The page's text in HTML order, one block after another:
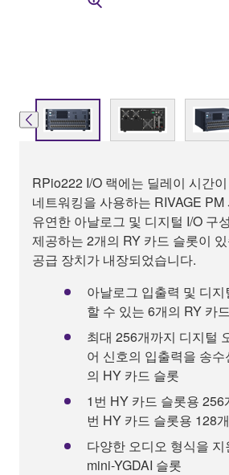
RPio222 I/O 랙에는 딜레이 시간
네트워킹을 사용하는 RIVAGE PM
유연한 아날로그 및 디지털 I/O 구
제공하는 2개의 RY 카드 슬롯이
공급 장치가 내장되었습니다.
아날로그 입출력 및 디
할 수 있는 6개의 RY 카
최대 256개까지 디지털
어 신호의 입출력을 송
의 HY 카드 슬롯
1번 HY 카드 슬롯용 256
번 HY 카드 슬롯용 128
다양한 오디오 형식을
mini-YGDAI 슬롯